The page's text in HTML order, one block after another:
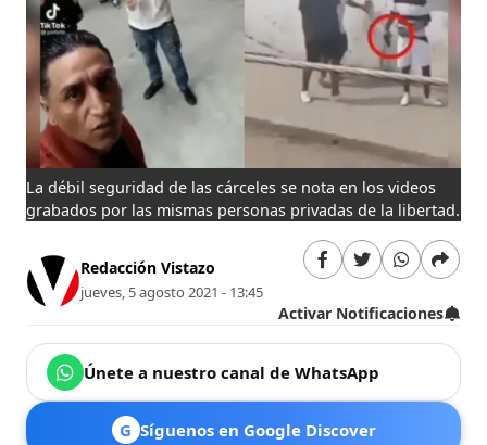
La débil seguridad de las cárceles se nota en los videos
grabados por las mismas personas privadas de la libertad.
Redacción Vistazo
jueves, 5 agosto 2021 - 13:45
Activar Notificaciones
Únete a nuestro canal de WhatsApp
G Síguenos en Google Discover